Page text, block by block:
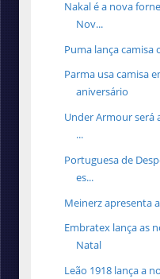
Nakal é a nova
Nov...
Puma lança
Parma usa camisa
aniversário
Under Armour será
...
Portuguesa de
es...
Meinerz apresenta
Embratex lança as
Natal
Leão 1918 lança a